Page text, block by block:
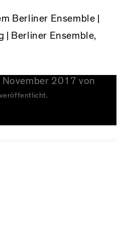
Berliner Ensemble |
| Berliner Ensemble,
November 2017 von
veröffentlicht.